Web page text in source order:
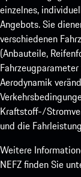
einzelnes,
Angebots. Sie
verschiedenen
(Anbauteile,
Aerodynamik
Kraftstoff-/
und die
Weitere
NEFZ finden Sie